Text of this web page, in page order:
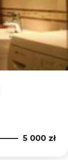
5 000 zł